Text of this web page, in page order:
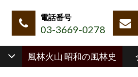
03-3669-0278
風林火山 昭和の風林史